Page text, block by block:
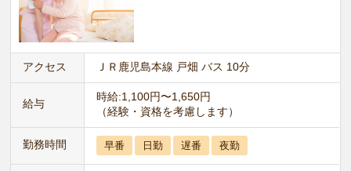
アクセス ＪＲ鹿児島本線 戸畑 バス 10分
給与
時給:1,100円〜1,650円
（経験・資格を考慮します）
勤務時間 早番 日勤 遅番 夜勤